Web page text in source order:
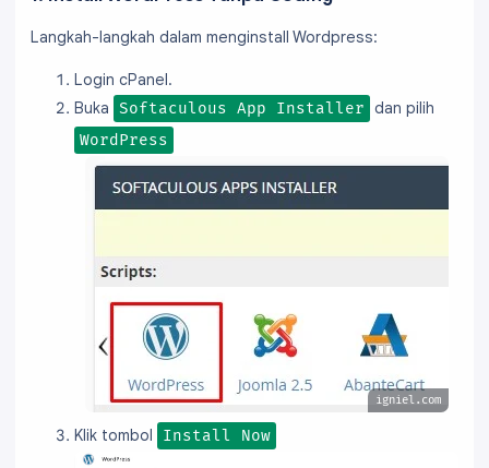
Langkah-langkah dalam menginstall Wordpress:
Login cPanel.
Buka Softaculous App Installer dan pilih
WordPress
igniel.com
Klik tombol Install Now